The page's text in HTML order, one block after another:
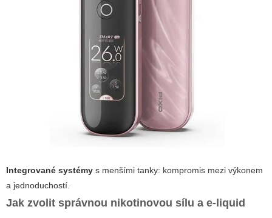
Integrované systémy s menšími tanky: kompromis mezi výkonem
a jednoduchostí.
Jak zvolit správnou nikotinovou sílu a e-liquid